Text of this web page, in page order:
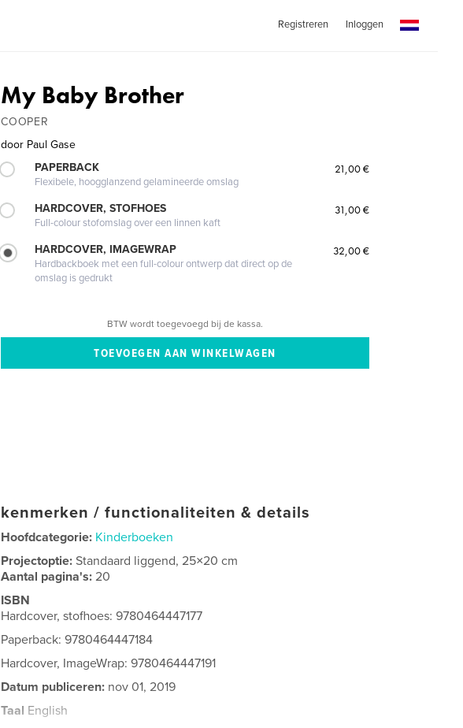
Registreren Inloggen
My Baby Brother
COOPER
door Paul Gase
PAPERBACK
Flexibele, hoogglanzend gelamineerde omslag
21,00 €
HARDCOVER, STOFHOES
Full-colour stofomslag over een linnen kaft
31,00 €
HARDCOVER, IMAGEWRAP
Hardbackboek met een full-colour ontwerp dat direct op de
omslag is gedrukt
32,00 €
BTW wordt toegevoegd bij de kassa.
kenmerken / functionaliteiten & details
Hoofdcategorie: Kinderboeken
Projectoptie:Standaard liggend, 25×20 cm
Aantal pagina's:20
ISBN
Hardcover, stofhoes: 9780464447177
Paperback: 9780464447184
Hardcover, ImageWrap: 9780464447191
Datum publiceren: nov 01, 2019
Taal English